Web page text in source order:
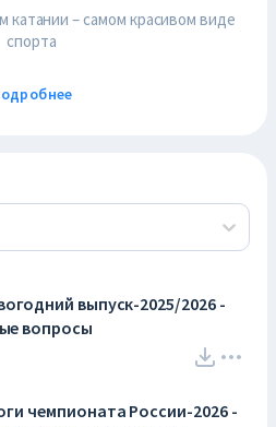
выпуск-2025/2026 -
вопросы
чемпионата России-2026 -
– самом красивом виде
спорта